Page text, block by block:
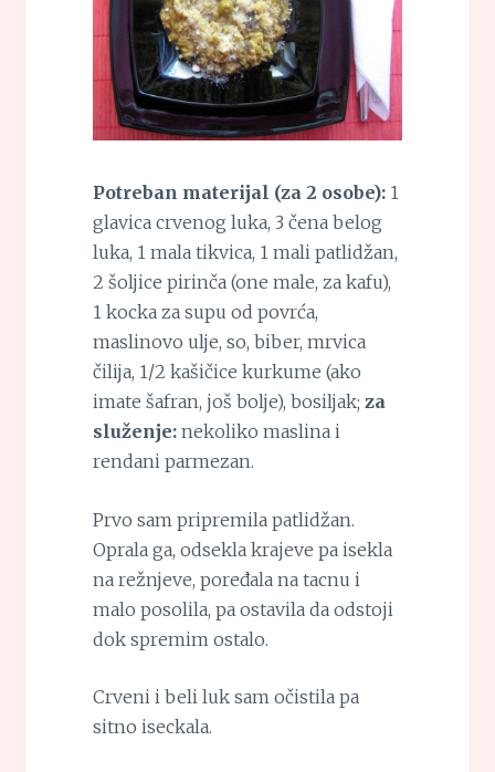
Potreban materijal (za 2 osobe):1
glavica crvenog luka, 3 čena belog
luka, 1 mala tikvica, 1 mali patlidžan,
2 šoljice pirinča (one male, za kafu),
1 kocka za supu od povrća,
maslinovo ulje, so, biber, mrvica
čilija, 1/2 kašičice kurkume (ako
imate šafran, još bolje), bosiljak; za
služenje:nekoliko maslina i
rendani parmezan.
Prvo sam pripremila patlidžan.
Oprala ga, odsekla krajeve pa isekla
na režnjeve, poređala na tacnu i
malo posolila, pa ostavila da odstoji
dok spremim ostalo.
Crveni i beli luk sam očistila pa
sitno iseckala.